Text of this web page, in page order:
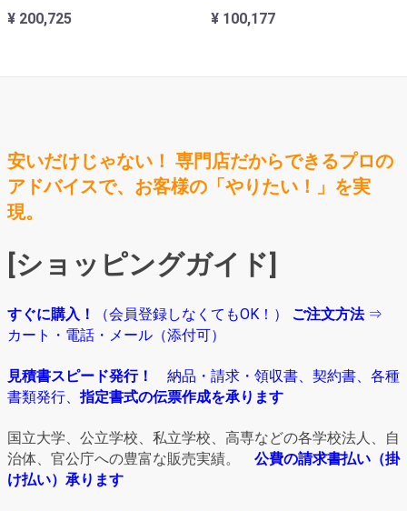
¥ 200,725
¥ 100,177
安いだけじゃない！ 専門店だからできるプロの
アドバイスで、お客様の「やりたい！」を実
現。
[ショッピングガイド]
すぐに購入！ （会員登録しなくてもOK！） ご注文方法⇒
カート・電話・メール（添付可）
見積書スピード発行！
納品・請求・領収書、契約書、各種
書類発行、指定書式の伝票作成を承ります
国立大学、公立学校、私立学校、高専などの各学校法人、自
治体、官公庁への豊富な販売実績。
公費の請求書払い（掛
け払い）承ります